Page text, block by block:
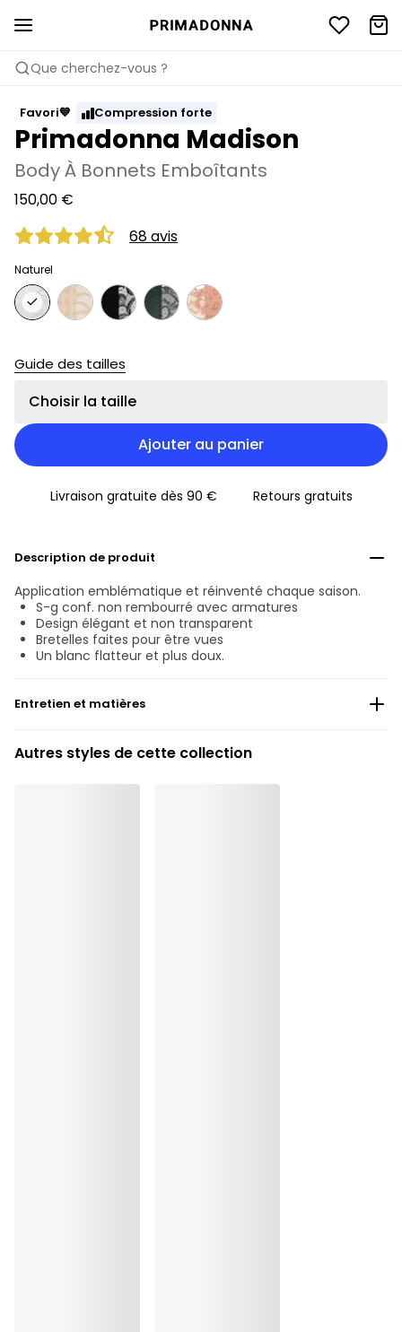
Que cherchez-vous ?
Favori💙 Compression forte
Primadonna Madison
Body À Bonnets Emboîtants
150,00 €
68 avis
Naturel
Guide des tailles
Choisir la taille
Ajouter au panier
Livraison gratuite dès 90 € Retours gratuits
Description de produit
Application emblématique et réinventé chaque saison.
S-g conf. non rembourré avec armatures
Design élégant et non transparent
Bretelles faites pour être vues
Un blanc flatteur et plus doux.
Entretien et matières
Lavage professionnel exclu
Séchage à la machine exclu
Autres styles de cette collection